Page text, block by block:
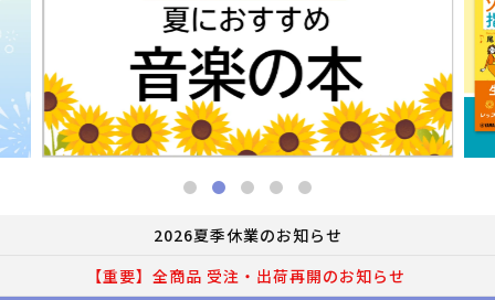
2026夏季休業のお知らせ
【重要】全商品 受注・出荷再開のお知らせ